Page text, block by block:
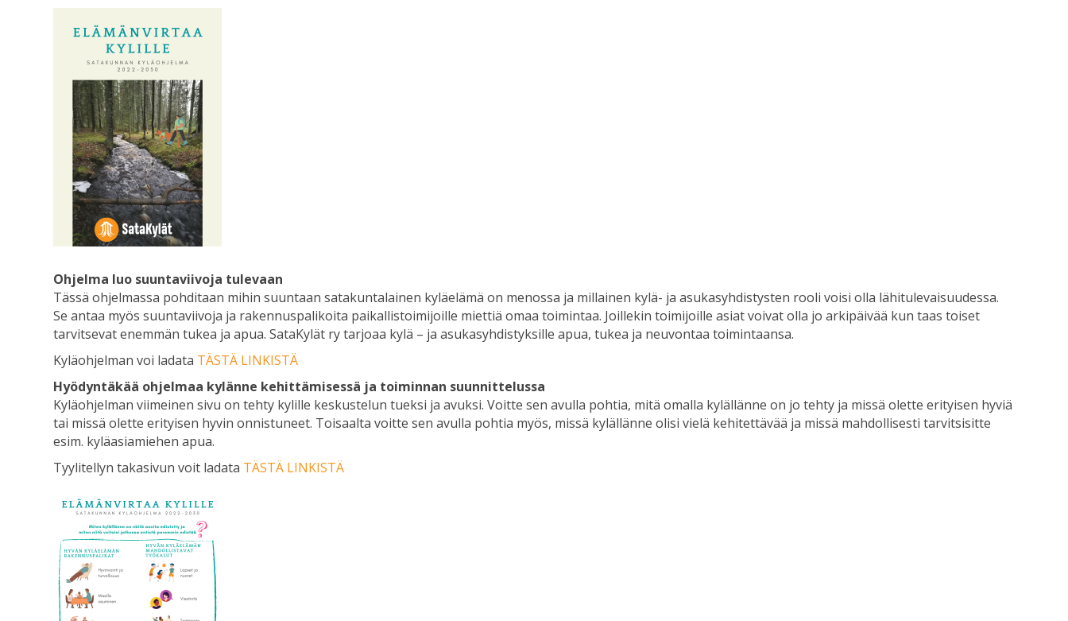
Ohjelma luo suuntaviivoja tulevaan
Tässä ohjelmassa pohditaan mihin suuntaan satakuntalainen kyläelämä on menossa ja millainen kylä- ja asukasyhdistysten rooli voisi olla lähitulevaisuudessa.
Se antaa myös suuntaviivoja ja rakennuspalikoita paikallistoimijoille miettiä omaa toimintaa. Joillekin toimijoille asiat voivat olla jo arkipäivää kun taas toiset
tarvitsevat enemmän tukea ja apua. SataKylät ry tarjoaa kylä – ja asukasyhdistyksille apua, tukea ja neuvontaa toimintaansa.
Kyläohjelman voi ladata TÄSTÄ LINKISTÄ
Hyödyntäkää ohjelmaa kylänne kehittämisessä ja toiminnan suunnittelussa
Kyläohjelman viimeinen sivu on tehty kylille keskustelun tueksi ja avuksi. Voitte sen avulla pohtia, mitä omalla kylällänne on jo tehty ja missä olette erityisen hyviä
tai missä olette erityisen hyvin onnistuneet. Toisaalta voitte sen avulla pohtia myös, missä kylällänne olisi vielä kehitettävää ja missä mahdollisesti tarvitsisitte
esim. kyläasiamiehen apua.
Tyylitellyn takasivun voit ladata TÄSTÄ LINKISTÄ